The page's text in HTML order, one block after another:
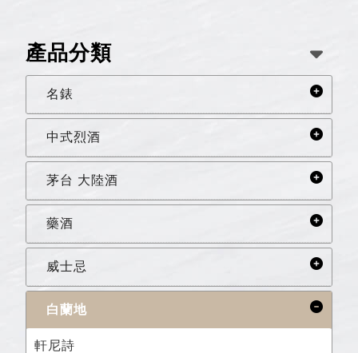
產品分類
名錶
中式烈酒
茅台 大陸酒
藥酒
威士忌
白蘭地
軒尼詩